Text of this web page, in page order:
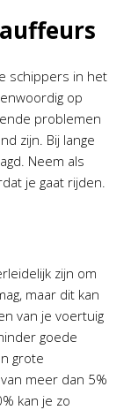
schippers in het
op
problemen
zijn. Bij lange
Neem als
je gaat rijden.
zijn om
maar dit kan
van je voertuig
goede
grote
meer dan 5%
kan je zo